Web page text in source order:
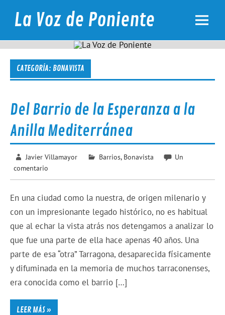
contentLa Voz de Poniente
Noticias de los barrios de Poniente de Tarragona
CATEGORÍA: BONAVISTA
Del Barrio de la Esperanza a la
Anilla Mediterránea
Javier Villamayor Barrios, Bonavista
Un
comentario
En una ciudad como la nuestra, de origen milenario y
con un impresionante legado histórico, no es habitual
que al echar la vista atrás nos detengamos a analizar lo
que fue una parte de ella hace apenas 40 años. Una
parte de esa “otra” Tarragona, desaparecida físicamente
y difuminada en la memoria de muchos tarraconenses,
era conocida como el barrio […]
LEER MÁS »